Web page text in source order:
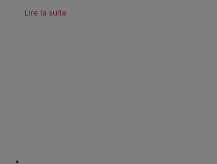
Lire la suite